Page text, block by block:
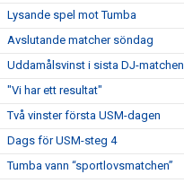
Lysande spel mot Tumba
Avslutande matcher söndag
Uddamålsvinst i sista DJ-matchen
"Vi har ett resultat"
Två vinster första USM-dagen
Dags för USM-steg 4
Tumba vann “sportlovsmatchen”